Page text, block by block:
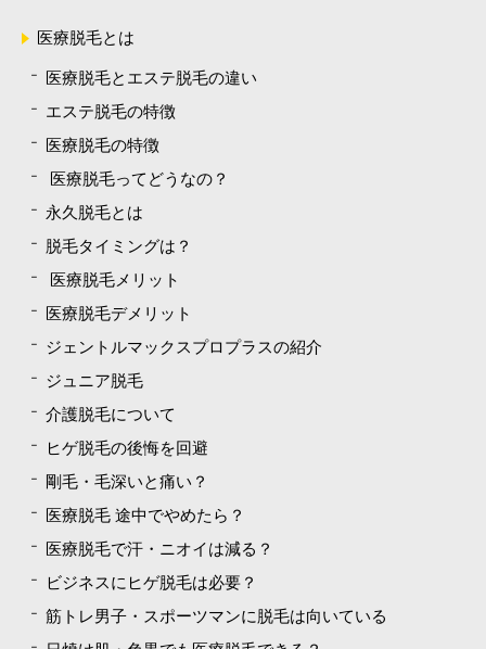
医療脱毛とは
医療脱毛とエステ脱毛の違い
エステ脱毛の特徴
医療脱毛の特徴
医療脱毛ってどうなの？
永久脱毛とは
脱毛タイミングは？
医療脱毛メリット
医療脱毛デメリット
ジェントルマックスプロプラスの紹介
ジュニア脱毛
介護脱毛について
ヒゲ脱毛の後悔を回避
剛毛・毛深いと痛い？
医療脱毛 途中でやめたら？
医療脱毛で汗・ニオイは減る？
ビジネスにヒゲ脱毛は必要？
筋トレ男子・スポーツマンに脱毛は向いている